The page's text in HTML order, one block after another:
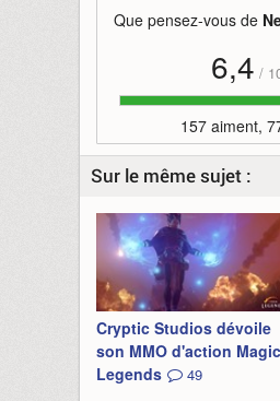
Que pensez-vous de
6,4 /
157 aiment,
Sur le même sujet :
Cryptic Studios dévoile
son MMO d'action
Legends
49